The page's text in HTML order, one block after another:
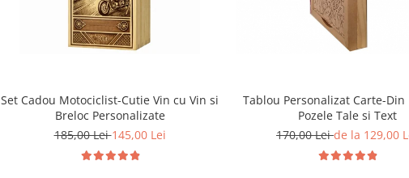
Set Cadou Motociclist-Cutie Vin cu Vin si
Breloc Personalizate
185,00 Lei145,00 Lei
Tablou Personalizat Carte-
Pozele Tale si Text
170,00 Leide la 129,00